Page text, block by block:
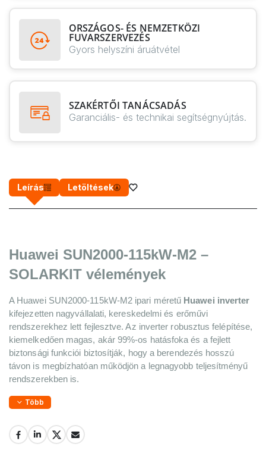
ORSZÁGOS- ÉS NEMZETKÖZI
FUVARSZERVEZÉS
Gyors helyszíni áruátvétel
SZAKÉRTŐI TANÁCSADÁS
Garanciális- és technikai segítségnyújtás.
Leírás Letöltések
Huawei SUN2000-115kW-M2 –
SOLARKIT vélemények
A Huawei SUN2000-115kW-M2 ipari méretű Huawei inverter
kifejezetten nagyvállalati, kereskedelmi és erőművi
rendszerekhez lett fejlesztve. Az inverter robusztus felépítése,
kiemelkedően magas, akár 99%-os hatásfoka és a fejlett
biztonsági funkciói biztosítják, hogy a berendezés hosszú
távon is megbízhatóan működjön a legnagyobb teljesítményű
rendszerekben is.
Több